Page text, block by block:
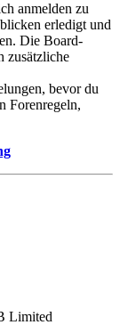
anmelden zu
erledigt und
Die Board-
zusätzliche
bevor du
Forenregeln,
Limited